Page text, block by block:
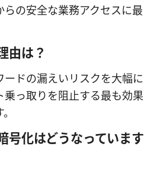
の安全な業務アクセスに最
由は？
ードの漏えいリスクを大幅に
乗っ取りを阻止する最も効果
号化はどうなっています